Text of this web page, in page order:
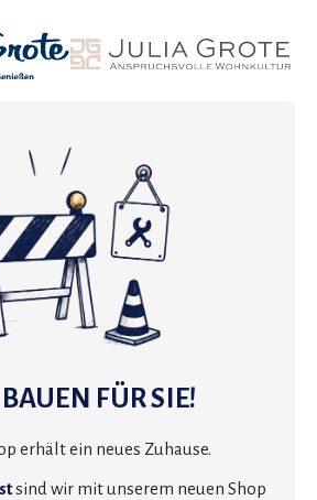
FÜR SIE!
erhält ein neues Zuhause.
sind wir mit unserem neuen Shop